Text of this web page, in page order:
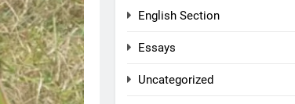
English Section
Essays
Uncategorized